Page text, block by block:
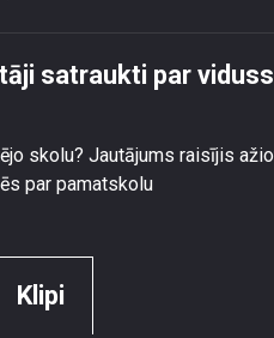
satraukti par
skolu? Jautājums raisījis
par pamatskolu
Klipi